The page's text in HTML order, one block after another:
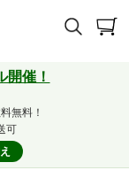
開催！
無料！
可